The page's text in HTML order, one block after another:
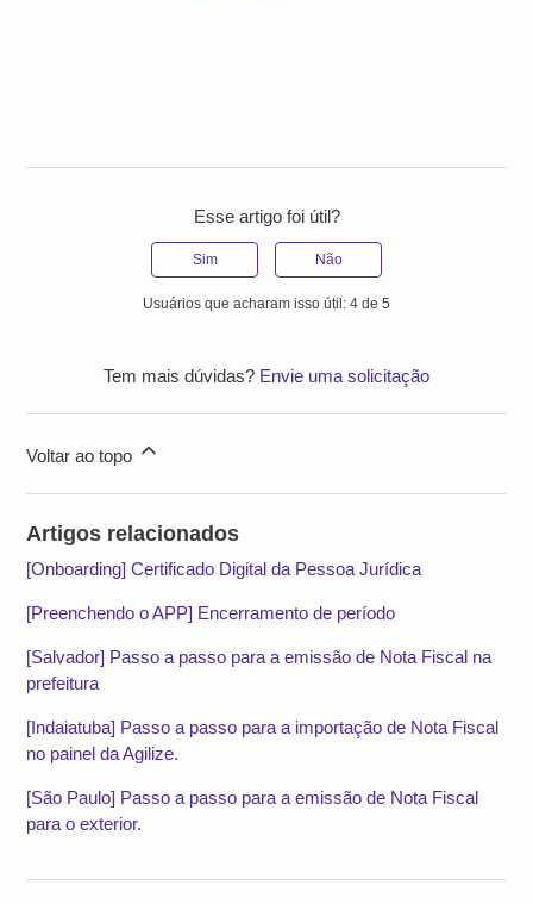
Esse artigo foi útil?
Sim Não
Usuários que acharam isso útil: 4 de 5
Tem mais dúvidas? Envie uma solicitação
Voltar ao topo
Artigos relacionados
[Onboarding] Certificado Digital da Pessoa Jurídica
[Preenchendo o APP] Encerramento de período
[Salvador] Passo a passo para a emissão de Nota Fiscal na
prefeitura
[Indaiatuba] Passo a passo para a importação de Nota Fiscal
no painel da Agilize.
[São Paulo] Passo a passo para a emissão de Nota Fiscal
para o exterior.